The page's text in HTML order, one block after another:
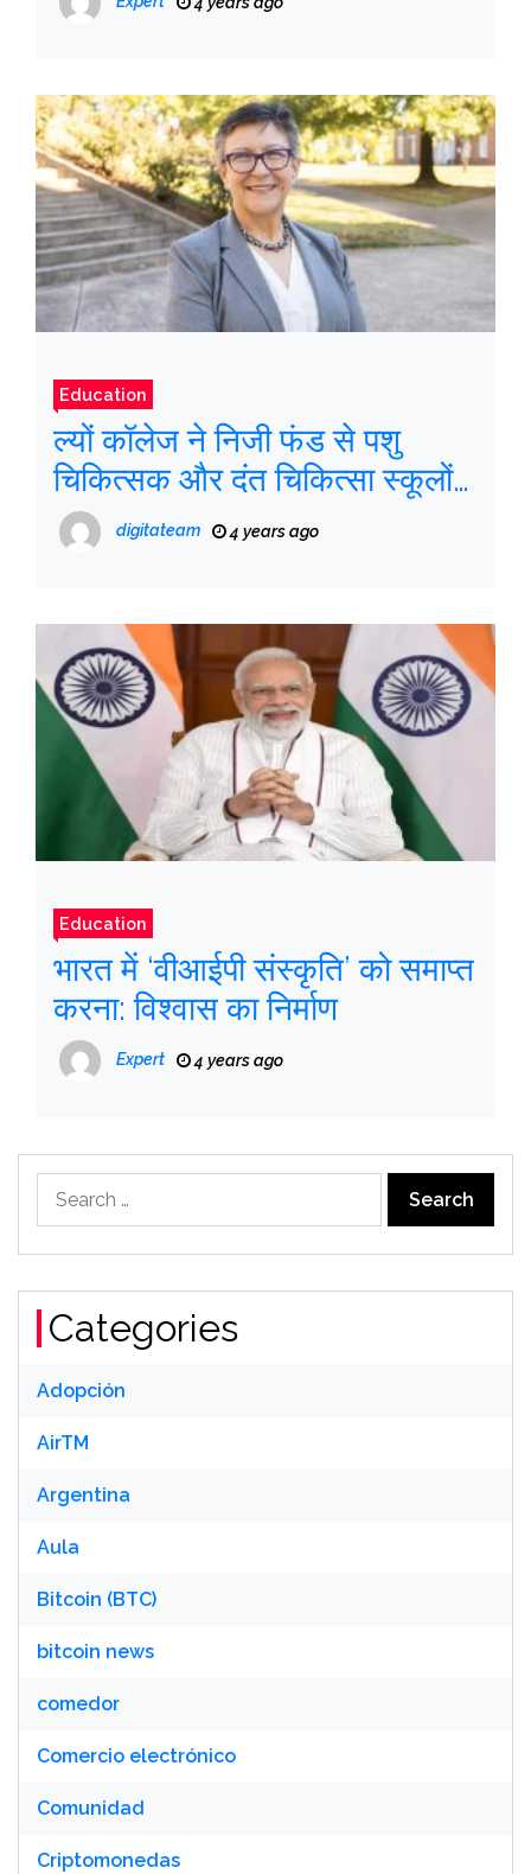
Education
ल्यों कॉलेज ने निजी फंड से पशु
चिकित्सक और दंत चिकित्सा स्कूलों
की योजना बनाई
digitateam 4 years ago
Education
भारत में ‘वीआईपी संस्कृति’ को समाप्त
करना: विश्वास का निर्माण
Expert 4 years ago
Categories
Adopción
AirTM
Argentina
Aula
Bitcoin (BTC)
bitcoin news
comedor
Comercio electrónico
Comunidad
Criptomonedas